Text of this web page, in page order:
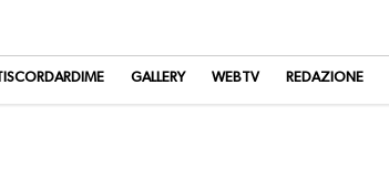
GALLERY WEBTV REDAZIONE